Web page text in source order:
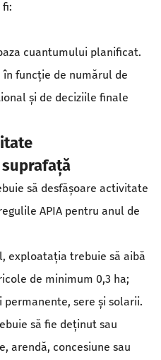
fi:
cuantumului planificat.
funcție de numărul de
și de deciziile finale
suprafață
să desfășoare activitate
APIA pentru anul de
exploatația trebuie să aibă
de minimum 0,3 ha;
sere și solarii.
să fie deținut sau
arendă, concesiune sau